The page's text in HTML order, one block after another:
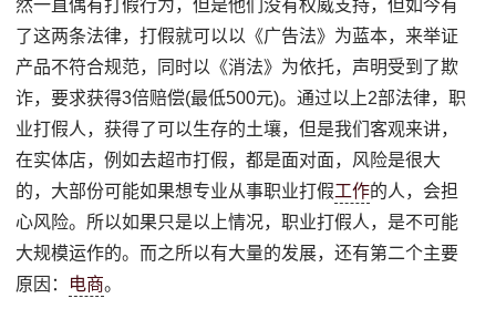
然一直偶有打假行为，但是他们没有权威支持，但如今有
了这两条法律，打假就可以以《广告法》为蓝本，来举证
产品不符合规范，同时以《消法》为依托，声明受到了欺
诈，要求获得3倍赔偿(最低500元)。通过以上2部法律，职
业打假人，获得了可以生存的土壤，但是我们客观来讲，
在实体店，例如去超市打假，都是面对面，风险是很大
的，大部份可能如果想专业从事职业打假工作的人，会担
心风险。所以如果只是以上情况，职业打假人，是不可能
大规模运作的。而之所以有大量的发展，还有第二个主要
原因： 电商。